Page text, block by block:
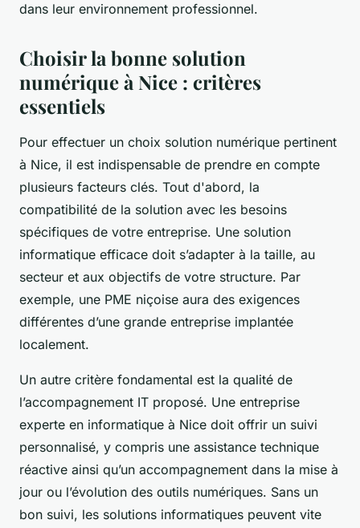
dans leur environnement professionnel.
Choisir la bonne solution
numérique à Nice : critères
essentiels
Pour effectuer un choix solution numérique pertinent
à Nice, il est indispensable de prendre en compte
plusieurs facteurs clés. Tout d'abord, la
compatibilité de la solution avec les besoins
spécifiques de votre entreprise. Une solution
informatique efficace doit s’adapter à la taille, au
secteur et aux objectifs de votre structure. Par
exemple, une PME niçoise aura des exigences
différentes d’une grande entreprise implantée
localement.
Un autre critère fondamental est la qualité de
l’accompagnement IT proposé. Une entreprise
experte en informatique à Nice doit offrir un suivi
personnalisé, y compris une assistance technique
réactive ainsi qu’un accompagnement dans la mise à
jour ou l’évolution des outils numériques. Sans un
bon suivi, les solutions informatiques peuvent vite